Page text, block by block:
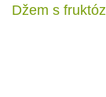
Džem s